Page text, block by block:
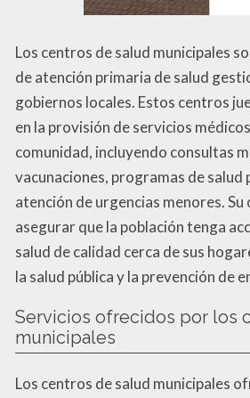
Los centros de salud municipales
de atención primaria de salud
gobiernos locales. Estos centros
en la provisión de servicios
comunidad, incluyendo consultas
vacunaciones, programas de salud
atención de urgencias menores.
asegurar que la población tenga
salud de calidad cerca de sus
la salud pública y la prevención de
Servicios ofrecidos por los
municipales
Los centros de salud municipales